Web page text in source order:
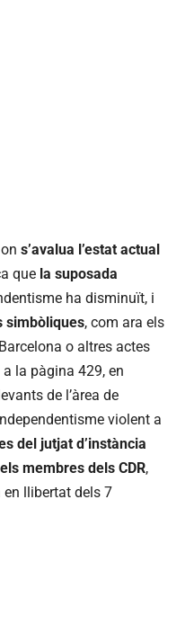
s’avalua l’estat actual
que la suposada
ha disminuït, i
simbòliques, com ara els
o altres actes
la pàgina 429, en
de l’àrea de
violent a
del jutjat d’instància
membres dels CDR,
llibertat dels 7